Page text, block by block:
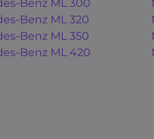
Benz ML 300
Benz ML 320
Benz ML 350
Benz ML 420